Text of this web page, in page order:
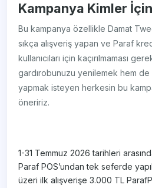
Kampanya Kimler
Bu kampanya özellikle Damat
sıkça alışveriş yapan ve Paraf
kullanıcıları için kaçırılmaması
gardırobunuzu yenilemek hem de
yapmak isteyen herkesin bu
öneririz.
1-31 Temmuz 2026 tarihleri
Paraf POS’undan tek seferde
üzeri ilk alışverişe 3.000 TL